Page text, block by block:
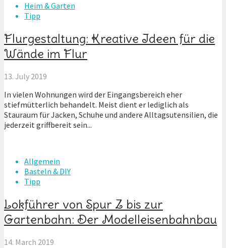
Heim & Garten
Tipp
Flurgestaltung: Kreative Ideen für die
Wände im Flur
13. July 2019
In vielen Wohnungen wird der Eingangsbereich eher
stiefmütterlich behandelt. Meist dient er lediglich als
Stauraum für Jacken, Schuhe und andere Alltagsutensilien, die
jederzeit griffbereit sein...
Allgemein
Basteln & DIY
Tipp
Lokführer von Spur Z bis zur
Gartenbahn: Der Modelleisenbahnbau
14. March 2019